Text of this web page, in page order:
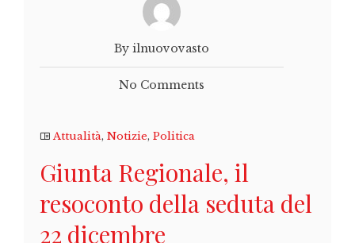
By ilnuovovasto
No Comments
Attualità, Notizie, Politica
Giunta Regionale, il
resoconto della seduta del
22 dicembre